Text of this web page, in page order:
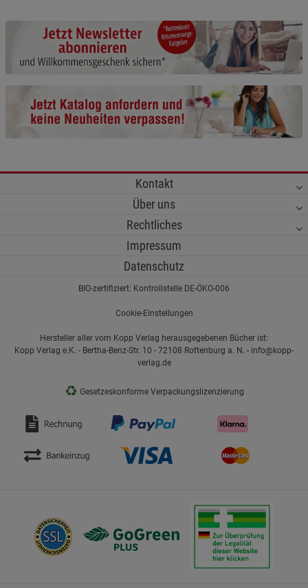
Kontakt
Über uns
Rechtliches
Impressum
Datenschutz
BIO-zertifiziert: Kontrollstelle DE-ÖKO-006
Cookie-Einstellungen
Hersteller aller vom Kopp Verlag herausgegebenen Bücher ist:
Kopp Verlag e.K. - Bertha-Benz-Str. 10 - 72108 Rottenburg a. N. - info@kopp-
verlag.de
♻ Gesetzeskonforme Verpackungslizenzierung